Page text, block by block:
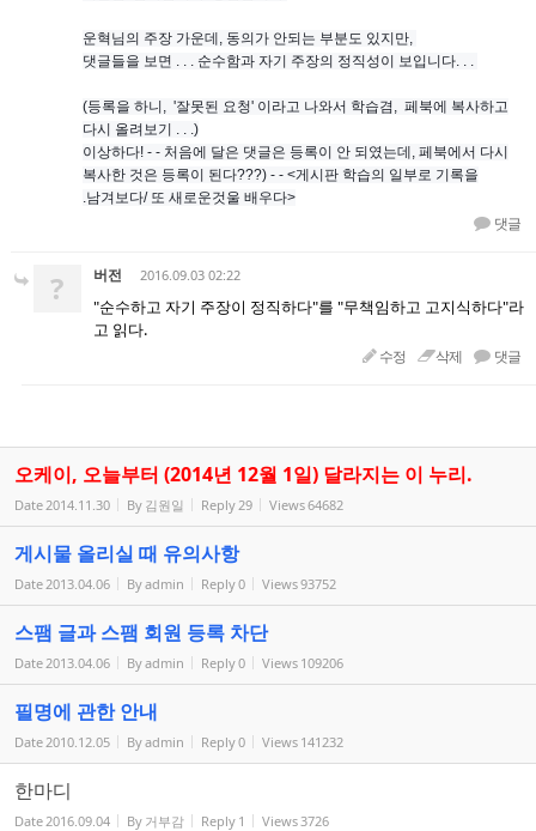
운혁님의 주장 가운데, 동의가 안되는 부분도 있지만,
댓글들을 보면 . . . 순수함과 자기 주장의 정직성이 보입니다. . .
(등록을 하니, '잘못된 요청' 이라고 나와서 학습겸, 페북에 복사하고
다시 올려보기 . . .)
이상하다! - - 처음에 달은 댓글은 등록이 안 되였는데, 페북에서 다시
복사한 것은 등록이 된다???) - - <게시판 학습의 일부로 기록을
.남겨보다/ 또 새로운것울 배우다>
댓글
? 버전 2016.09.03 02:22
"순수하고 자기 주장이 정직하다"를 "무책임하고 고지식하다"라
고 읽다.
수정 삭제 댓글
오케이, 오늘부터 (2014년 12월 1일) 달라지는 이 누리.
Date2014.11.30 By 김원일 Reply29 Views64682
게시물 올리실 때 유의사항
Date2013.04.06 Byadmin Reply0 Views93752
스팸 글과 스팸 회원 등록 차단
Date2013.04.06 Byadmin Reply0 Views 109206
필명에 관한 안내
Date2010.12.05 Byadmin Reply0 Views 141232
한마디
Date2016.09.04 By 거부감 Reply 1 Views3726